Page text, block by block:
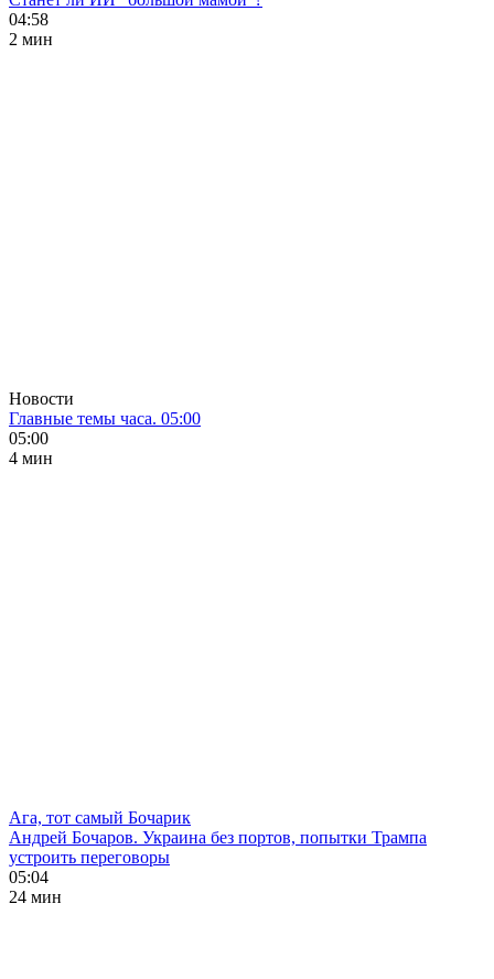
04:58
2 мин
Новости
Главные темы часа. 05:00
05:00
4 мин
Ага, тот самый Бочарик
Андрей Бочаров. Украина без портов, попытки Трампа
устроить переговоры
05:04
24 мин